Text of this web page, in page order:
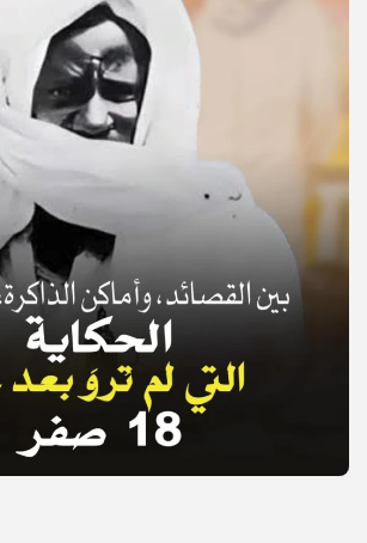
© Copyright 2025, APS